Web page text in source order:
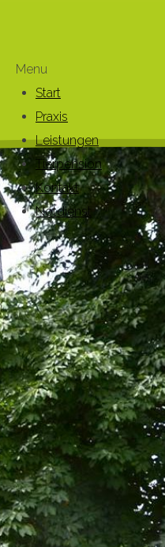
Menu
Start
Praxis
Leistungen
Tierpension
Kontakt
Notdienst